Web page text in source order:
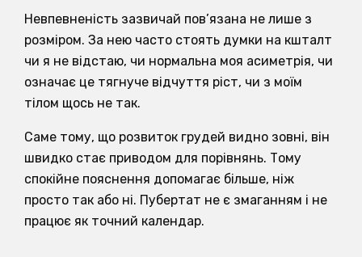
Невпевненість зазвичай пов’язана не лише з
розміром. За нею часто стоять думки на кшталт
чи я не відстаю, чи нормальна моя асиметрія, чи
означає це тягнуче відчуття ріст, чи з моїм
тілом щось не так.
Саме тому, що розвиток грудей видно зовні, він
швидко стає приводом для порівнянь. Тому
спокійне пояснення допомагає більше, ніж
просто так або ні. Пубертат не є змаганням і не
працює як точний календар.